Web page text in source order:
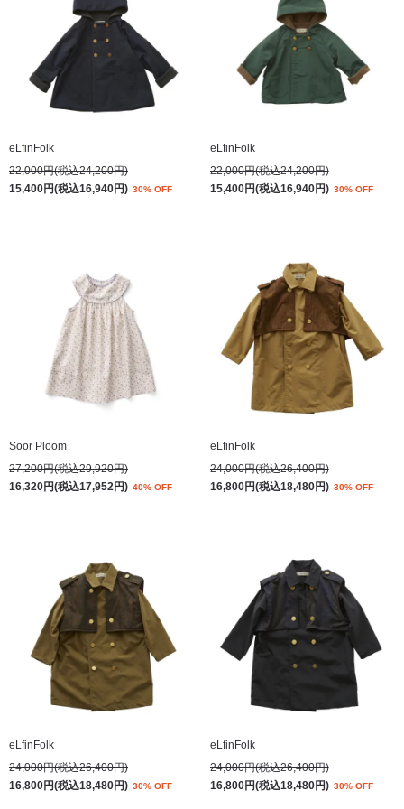
eLfinFolk
22,000円(税込24,200円)
15,400円(税込16,940円) 30% OFF
eLfinFolk
22,000円(税込24,200円)
15,400円(税込16,940円) 30% OFF
Soor Ploom
27,200円(税込29,920円)
16,320円(税込17,952円) 40% OFF
eLfinFolk
24,000円(税込26,400円)
16,800円(税込18,480円) 30% OFF
eLfinFolk
24,000円(税込26,400円)
16,800円(税込18,480円) 30% OFF
eLfinFolk
24,000円(税込26,400円)
16,800円(税込18,480円) 30% OFF